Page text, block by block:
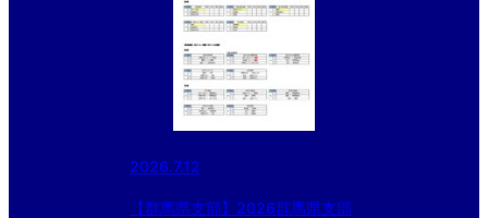
2026.7.12
【群馬県支部】2026群馬県支部